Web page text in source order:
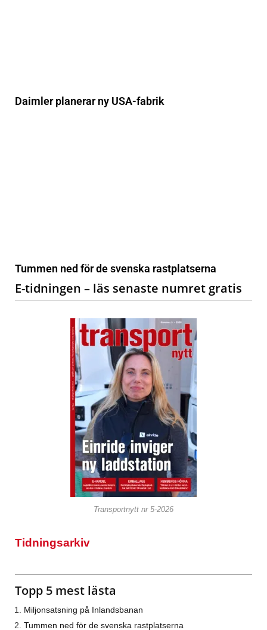
Daimler planerar ny USA-fabrik
Tummen ned för de svenska rastplatserna
E-tidningen – läs senaste numret gratis
Transportnytt nr 5-2026
Tidningsarkiv
Topp 5 mest lästa
Miljonsatsning på Inlandsbanan
Tummen ned för de svenska rastplatserna